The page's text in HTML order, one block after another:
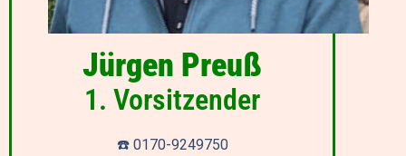
Jürgen Preuß
1. Vorsitzender
☎️ 0170-9249750